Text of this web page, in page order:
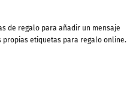
de regalo para añadir un mensaje
etiquetas para regalo online.